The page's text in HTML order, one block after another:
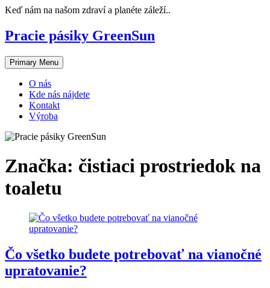
Skip
content
Keď nám na našom zdraví a planéte záleží..
Pracie pásiky GreenSun
Primary Menu
O nás
Kde nás nájdete
Kontakt
Výroba
Značka: čistiaci prostriedok na
toaletu
Čo všetko budete potrebovať na vianočné
upratovanie?